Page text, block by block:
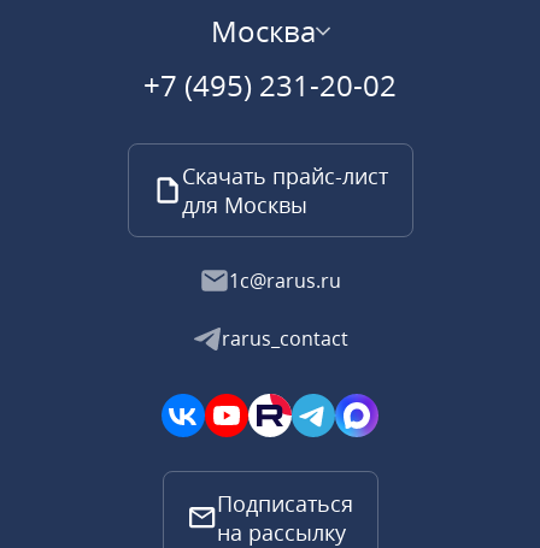
Москва
+7 (495) 231-20-02
Скачать прайс-лист
для Москвы
1c@rarus.ru
rarus_contact
Подписаться
на рассылку